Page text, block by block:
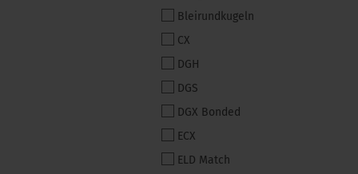
Bleirundkugeln
CX
DGH
DGS
DGX Bonded
ECX
ELD Match